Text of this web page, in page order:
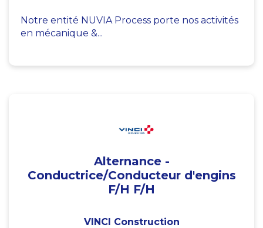
Notre entité NUVIA Process porte nos activités
en mécanique &...
Alternance -
Conductrice/Conducteur d'engins
F/H F/H
VINCI Construction